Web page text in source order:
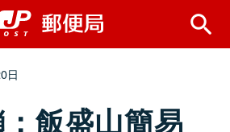
日
飯盛山簡易